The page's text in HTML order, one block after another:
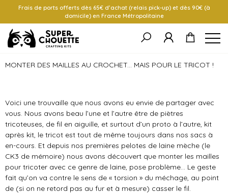
Frais de ports offerts dès 65€ d’achat (relais pick-up) et dès 90€ (à
domicile) en France Métropolitaine
MONTER DES MAILLES AU CROCHET... MAIS POUR LE TRICOT !
Voici une trouvaille que nous avons eu envie de partager avec
vous. Nous avons beau l’une et l’autre être de piètres
tricoteuses, de fil en aiguille, et surtout d’un proto à l’autre, kit
après kit, le tricot est tout de même toujours dans nos sacs à
en-cours. Et depuis nos premières pelotes de laine mèche (le
CK3 de mémoire) nous avons découvert que monter les mailles
pour tricoter avec ce genre de laine, pose problème… Le geste
fait qu’on va contre le sens de « torsion » du méchage, au point
de (si on ne retord pas au fur et à mesure) casser le fil.